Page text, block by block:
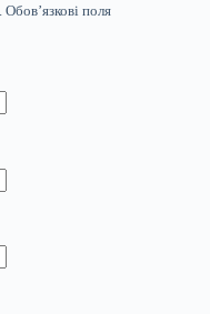
Обов’язкові поля